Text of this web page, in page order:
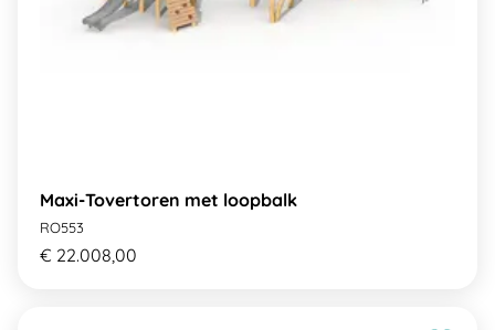
Maxi-Tovertoren met loopbalk
RO553
€ 22.008,00